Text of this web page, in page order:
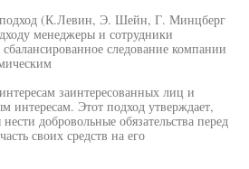
подход (К.Левин, Э. Шейн, Г. Минцберг
менеджеры и сотрудники
следование компании
заинтересованных лиц и
интересам. Этот подход утверждает,
добровольные обязательства перед
своих средств на его